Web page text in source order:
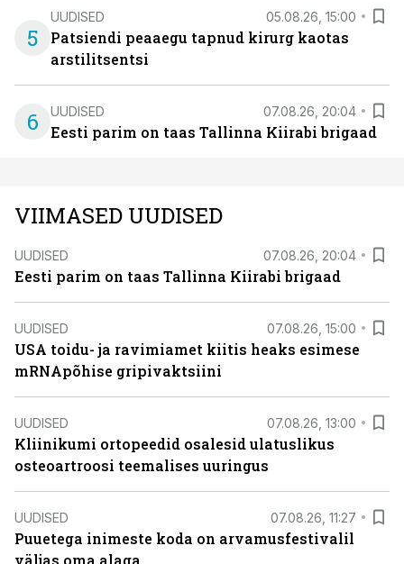
5
UUDISED 05.08.26, 15:00
Patsiendi peaaegu tapnud kirurg kaotas
arstilitsentsi
6 UUDISED 07.08.26, 20:04
Eesti parim on taas Tallinna Kiirabi brigaad
VIIMASED UUDISED
UUDISED 07.08.26, 20:04
Eesti parim on taas Tallinna Kiirabi brigaad
UUDISED 07.08.26, 15:00
USA toidu- ja ravimiamet kiitis heaks esimese
mRNApõhise gripivaktsiini
UUDISED 07.08.26, 13:00
Kliinikumi ortopeedid osalesid ulatuslikus
osteoartroosi teemalises uuringus
UUDISED 07.08.26, 11:27
Puuetega inimeste koda on arvamusfestivalil
väljas oma alaga